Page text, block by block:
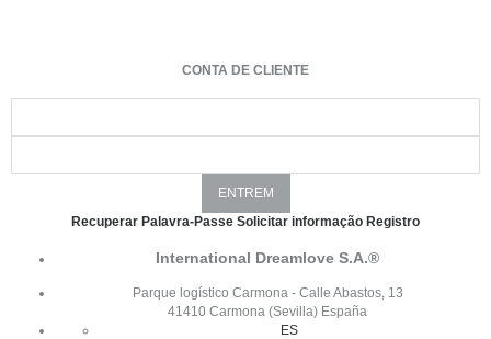
CONTA DE CLIENTE
Recuperar Palavra-Passe Solicitar informação Registro
International Dreamlove S.A.®
Parque logístico Carmona - Calle Abastos, 13
41410 Carmona (Sevilla) España
ES